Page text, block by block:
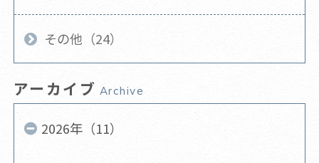
その他（24）
アーカイブ Archive
2026年（11）